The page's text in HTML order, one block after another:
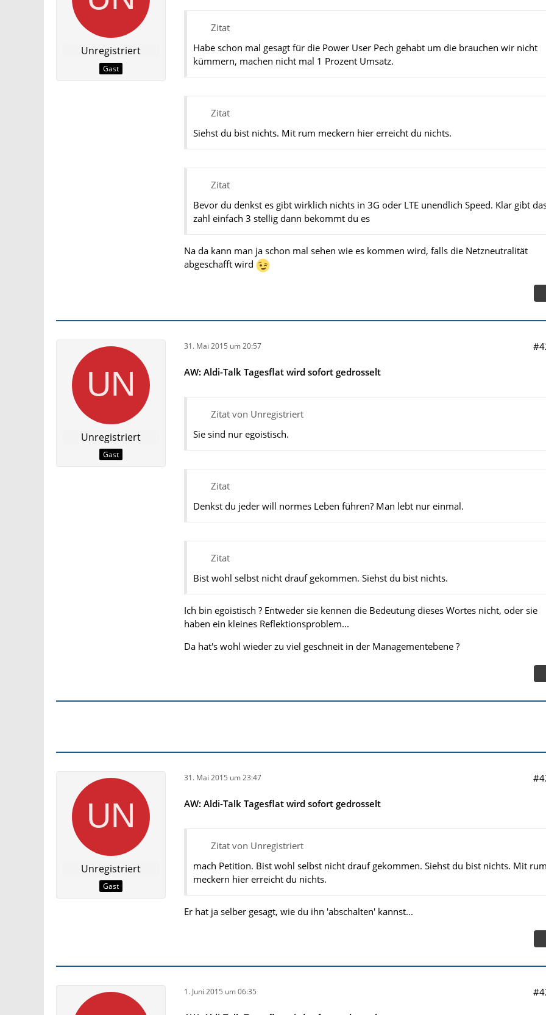
Unregistriert
Gast
Zitat
Habe schon mal gesagt für die Power User Pech gehabt um die brauchen wir nicht
kümmern, machen nicht mal 1 Prozent Umsatz.
Zitat
Siehst du bist nichts. Mit rum meckern hier erreicht du nichts.
Zitat
Bevor du denkst es gibt wirklich nichts in 3G oder LTE unendlich Speed. Klar gibt
zahl einfach 3 stellig dann bekommt du es
Na da kann man ja schon mal sehen wie es kommen wird, falls die Netzneutralität
abgeschafft wird
Unregistriert
Gast
31. Mai 2015 um 20:57
AW: Aldi-Talk Tagesflat wird sofort gedrosselt
Zitat von Unregistriert
Sie sind nur egoistisch.
Zitat
Denkst du jeder will normes Leben führen? Man lebt nur einmal.
Zitat
Bist wohl selbst nicht drauf gekommen. Siehst du bist nichts.
Ich bin egoistisch ? Entweder sie kennen die Bedeutung dieses Wortes nicht, oder sie
haben ein kleines Reflektionsproblem...
Da hat's wohl wieder zu viel geschneit in der Managementebene ?
Unregistriert
Gast
31. Mai 2015 um 23:47
AW: Aldi-Talk Tagesflat wird sofort gedrosselt
Zitat von Unregistriert
mach Petition. Bist wohl selbst nicht drauf gekommen. Siehst du bist nichts. Mit
meckern hier erreicht du nichts.
Er hat ja selber gesagt, wie du ihn 'abschalten' kannst...
1. Juni 2015 um 06:35